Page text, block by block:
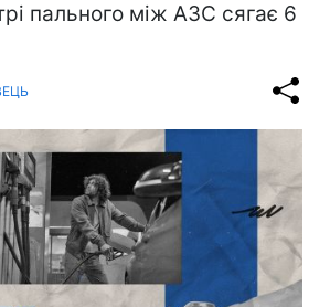
пального між АЗС сягає 6